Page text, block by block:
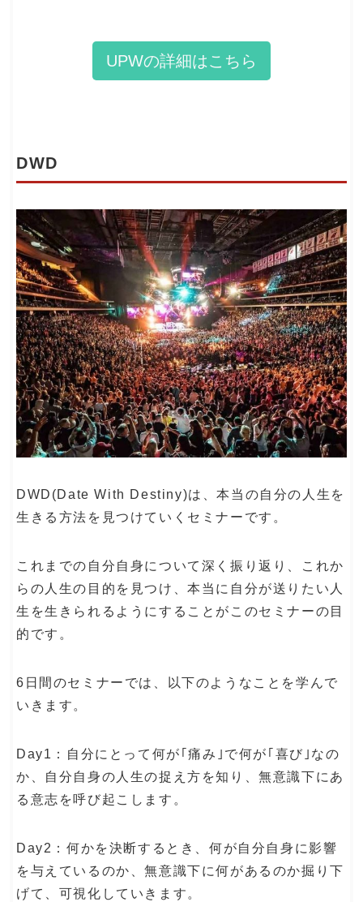
UPWの詳細はこちら
DWD
DWD(Date With Destiny)は、本当の自分の人生を
生きる方法を見つけていくセミナーです。
これまでの自分自身について深く振り返り、これか
らの人生の目的を見つけ、本当に自分が送りたい人
生を生きられるようにすることがこのセミナーの目
的です。
6日間のセミナーでは、以下のようなことを学んで
いきます。
Day1：自分にとって何が｢痛み｣で何が｢喜び｣なの
か、自分自身の人生の捉え方を知り、無意識下にあ
る意志を呼び起こします。
Day2：何かを決断するとき、何が自分自身に影響
を与えているのか、無意識下に何があるのか掘り下
げて、可視化していきます。